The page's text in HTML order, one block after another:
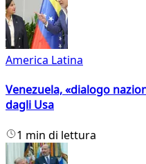
America Latina
Venezuela, «dialogo
dagli Usa
1 min di lettura